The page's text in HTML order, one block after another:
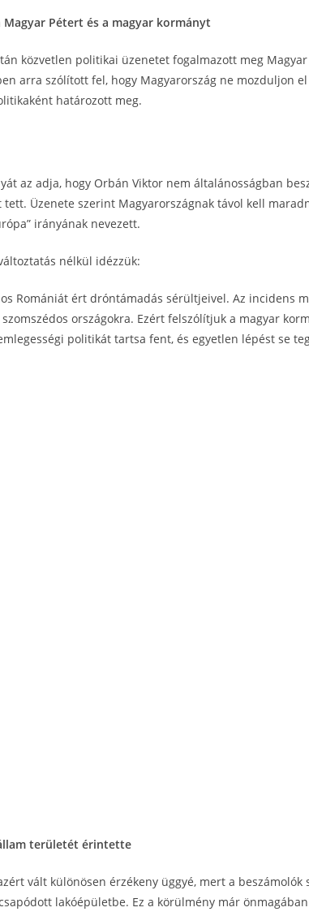
Pétert és a magyar kormányt
közvetlen politikai üzenetet fogalmazott meg
arra szólított fel, hogy Magyarország ne mozduljon
határozott meg.
az adja, hogy Orbán Viktor nem általánosságban
Üzenete szerint Magyarországnak távol kell
irányának nevezett.
nélkül idézzük:
Romániát ért dróntámadás sérültjeivel. Az incidens
országokra. Ezért felszólítjuk a magyar
politikát tartsa fent, és egyetlen lépést se
területét érintette
vált különösen érzékeny üggyé, mert a beszámolók
lakóépületbe. Ez a körülmény már